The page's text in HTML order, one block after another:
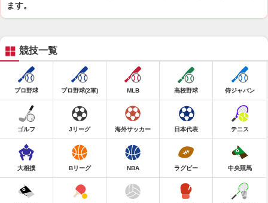
ます。
競技一覧
プロ野球 プロ野球(2軍) MLB 高校野球 侍ジャパン
ゴルフ Jリーグ 海外サッカー 日本代表 テニス
大相撲 Bリーグ NBA ラグビー 中央競馬